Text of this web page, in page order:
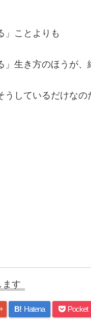
」ことよりも
」生き方のほうが、
しているだけなの
ます
B! Hatena Pocket